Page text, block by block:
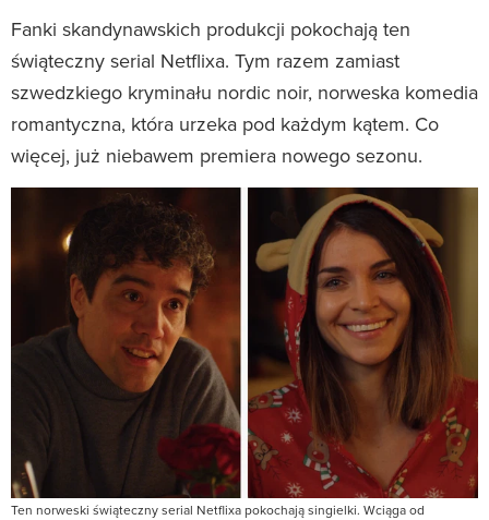
Fanki skandynawskich produkcji pokochają ten
świąteczny serial Netflixa. Tym razem zamiast
szwedzkiego kryminału nordic noir, norweska komedia
romantyczna, która urzeka pod każdym kątem. Co
więcej, już niebawem premiera nowego sezonu.
Ten norweski świąteczny serial Netflixa pokochają singielki. Wciąga od